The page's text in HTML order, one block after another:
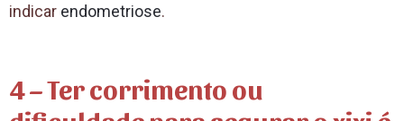
indicar endometriose.
4 – Ter corrimento ou